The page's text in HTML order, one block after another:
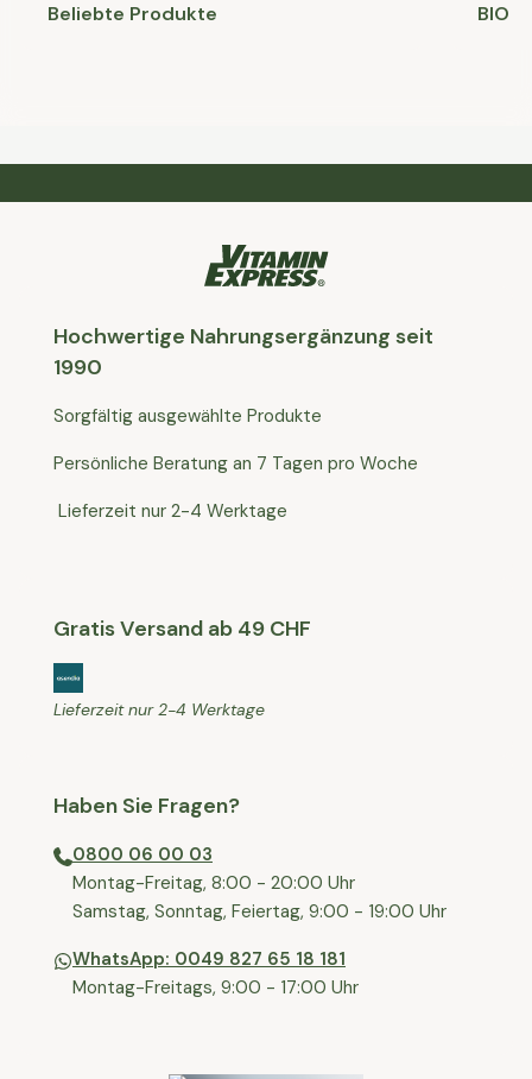
Beliebte Produkte BIO
Hochwertige Nahrungsergänzung seit
1990
Sorgfältig ausgewählte Produkte
Persönliche Beratung an 7 Tagen pro Woche
Lieferzeit nur 2-4 Werktage
Gratis Versand ab 49 CHF
Lieferzeit nur 2-4 Werktage
Haben Sie Fragen?
0800 06 00 03
⁠Montag-Freitag, 8:00 - 20:00 Uhr
⁠Samstag, Sonntag, Feiertag, 9:00 - 19:00 Uhr
WhatsApp: 0049 827 65 18 181
Montag-Freitags, 9:00 - 17:00 Uhr